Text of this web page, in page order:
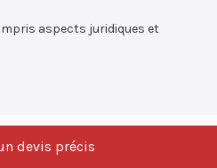
aspects juridiques et
devis précis